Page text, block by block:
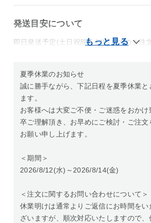
発送目安について
即日発送予定(土日祝除く14時までのご注
夏季休業のお知らせ
誠に勝手ながら、下記日程を夏季休業と
ます。
お客様へは大変ご不便・ご迷惑をおか
卒ご理解頂き、お早めにご検討・ご注文
お願い申し上げます。
＜期間＞
2026/8/12(水)～2026/8/14(金)
＜注文に関するお問い合わせについて＞
休業明けは通常よりご返信にお時間をい
ざいますが、順次対応いたしますので